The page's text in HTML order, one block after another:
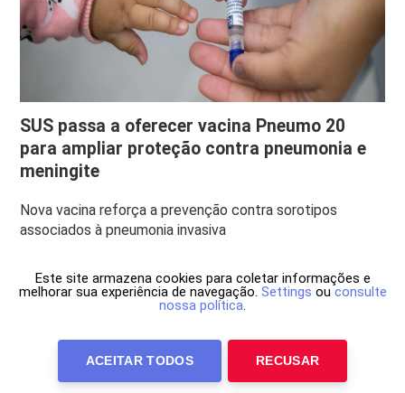
SUS passa a oferecer vacina Pneumo 20
para ampliar proteção contra pneumonia e
meningite
Nova vacina reforça a prevenção contra sorotipos
associados à pneumonia invasiva
Este site armazena cookies para coletar informações e
melhorar sua experiência de navegação. Settings ou consulte
nossa política.
ACEITAR TODOS RECUSAR